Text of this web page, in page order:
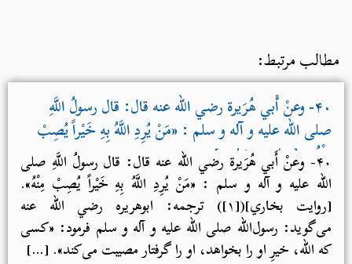
مطالب مرتبط:
۴۰- وعنْ أَبي هُرَيرة رضي الله عنه قال: قال رسولُ اللَّهِ
صلی الله علیه و آله و سلم : «مَنْ يُرِدِ اللَّهُ بِهِ خَيْراً يُصِبْ
مِنْهُ». [روایت بخاري]
۴۰- وعنْ أَبي هُرَيرة رضي الله عنه قال: قال رسولُ اللَّهِ صلی
الله علیه و آله و سلم : «مَنْ يُرِدِ اللَّهُ بِهِ خَيْراً يُصِبْ مِنْهُ».
[روایت بخاري]([۱]) ترجمه: ابوهریره رضي الله عنه
می‌گوید: رسول‌الله صلی الله علیه و آله و سلم فرمود: «کسی
که الله، خیرِ او را بخواهد، او را گرفتار مصیبت می‌کند». […]